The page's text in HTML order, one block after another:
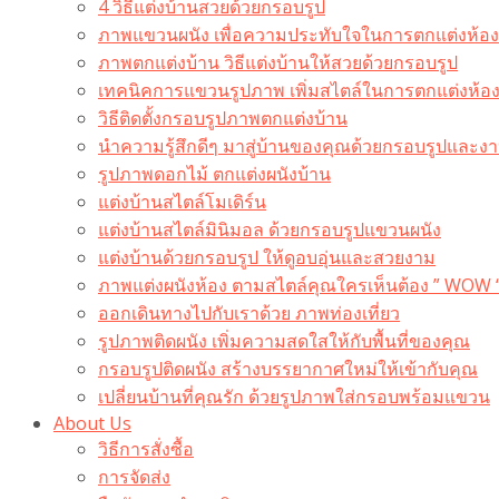
4 วิธีแต่งบ้านสวยด้วยกรอบรูป
ภาพแขวนผนัง เพื่อความประทับใจในการตกแต่งห้อง
ภาพตกแต่งบ้าน วิธีแต่งบ้านให้สวยด้วยกรอบรูป
เทคนิคการแขวนรูปภาพ เพิ่มสไตล์ในการตกแต่งห้อง
วิธีติดตั้งกรอบรูปภาพตกแต่งบ้าน
นำความรู้สึกดีๆ มาสู่บ้านของคุณด้วยกรอบรูปและง
รูปภาพดอกไม้ ตกแต่งผนังบ้าน
แต่งบ้านสไตล์โมเดิร์น
แต่งบ้านสไตล์มินิมอล ด้วยกรอบรูปแขวนผนัง
แต่งบ้านด้วยกรอบรูป ให้ดูอบอุ่นและสวยงาม
ภาพแต่งผนังห้อง ตามสไตล์คุณใครเห็นต้อง ” WOW
ออกเดินทางไปกับเราด้วย ภาพท่องเที่ยว
รูปภาพติดผนัง เพิ่มความสดใสให้กับพื้นที่ของคุณ
กรอบรูปติดผนัง สร้างบรรยากาศใหม่ให้เข้ากับคุณ
เปลี่ยนบ้านที่คุณรัก ด้วยรูปภาพใส่กรอบพร้อมแขวน​
About Us
วิธีการสั่งซื้อ
การจัดส่ง